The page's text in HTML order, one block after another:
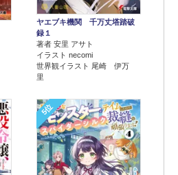
ヤエブキ機関 千万丈塔踏破
録１
著者 安里 アサト
イラスト necomi
世界観イラスト 尾崎 伊万
里
5位